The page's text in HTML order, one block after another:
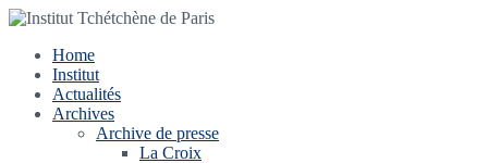
Home
Institut
Actualités
Archives
Archive de presse
La Croix